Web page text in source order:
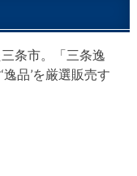
条市。「三条逸
品’を厳選販売す